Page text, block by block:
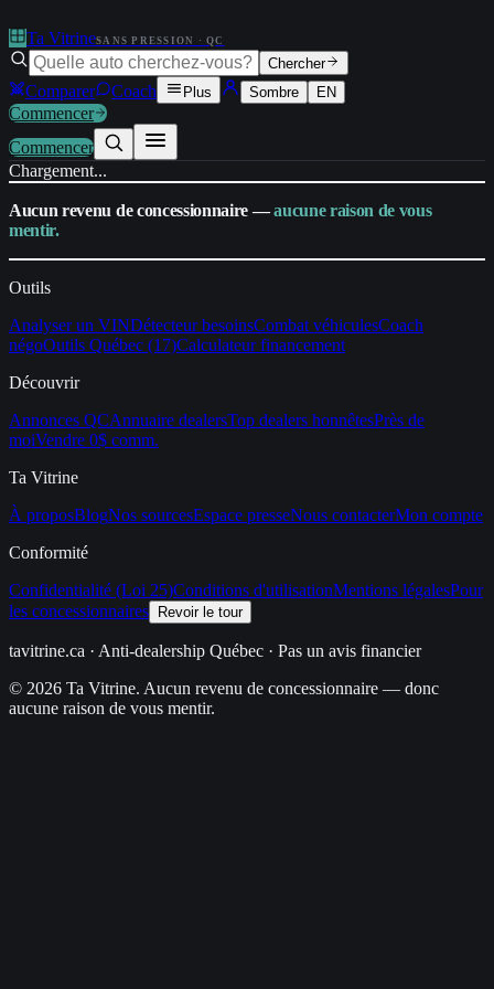
Ta VitrineSANS PRESSION · QC
Chercher
Comparer Coach Plus Sombre EN
Commencer
Commencer
Chargement...
Aucun revenu de concessionnaire — aucune raison de vous
mentir.
Outils
Analyser un VINDétecteur besoinsCombat véhiculesCoach
négoOutils Québec (17)Calculateur financement
Découvrir
Annonces QCAnnuaire dealersTop dealers honnêtesPrès de
moiVendre 0$ comm.
Ta Vitrine
À proposBlogNos sourcesEspace presseNous contacterMon compte
Conformité
Confidentialité (Loi 25)Conditions d'utilisationMentions légalesPour
les concessionnaires
Revoir le tour
tavitrine.ca · Anti-dealership Québec · Pas un avis financier
© 2026 Ta Vitrine. Aucun revenu de concessionnaire — donc
aucune raison de vous mentir.